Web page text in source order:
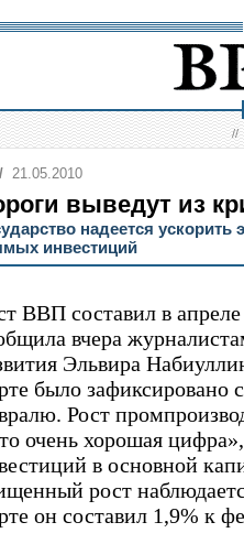
//
21.05.2010
выведут из
надеется
инвестиций
ВВП составил в
вчера
Эльвира
было
Рост
очень хорошая
в основной
рост
он составил 1,9% к